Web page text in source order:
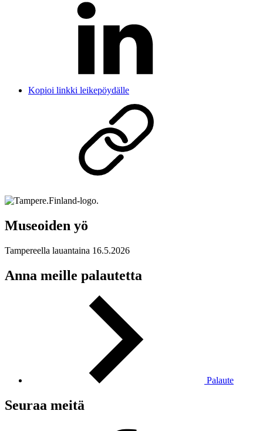
Kopioi linkki leikepöydälle
Museoiden yö
Tampereella lauantaina 16.5.2026
Anna meille palautetta
Palaute
Seuraa meitä